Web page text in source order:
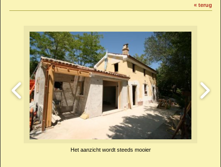
« terug
Het aanzicht wordt steeds mooier